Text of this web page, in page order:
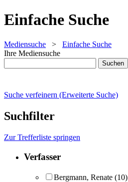
Einfache Suche
Mediensuche > Einfache Suche
Ihre Mediensuche
Suche verfeinern (Erweiterte Suche)
Suchfilter
Zur Trefferliste springen
Verfasser
Bergmann, Renate (10)